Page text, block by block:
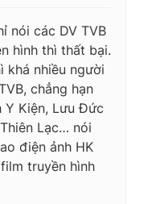
nói các DV TVB
hình thì thất bại.
khá nhiều người
chẳng hạn
Y Kiện, Lưu Đức
Lạc… nói
điện ảnh HK
truyền hình